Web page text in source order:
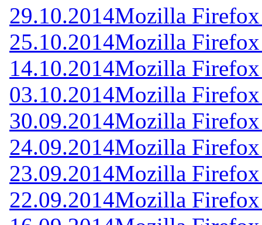
29.10.2014Mozilla
25.10.2014Mozilla
14.10.2014Mozilla
03.10.2014Mozilla
30.09.2014Mozilla
24.09.2014Mozilla
23.09.2014Mozilla
22.09.2014Mozilla